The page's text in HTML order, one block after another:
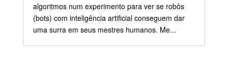
algoritmos num experimento para ver se robôs
(bots) com inteligência artificial conseguem dar
uma surra em seus mestres humanos. Me...